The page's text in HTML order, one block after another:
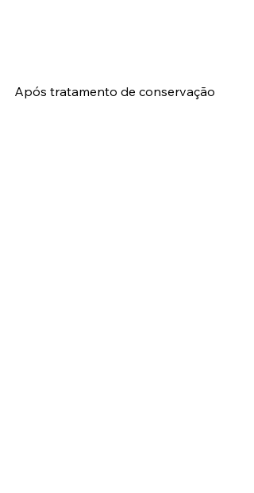
Após tratamento de conservação